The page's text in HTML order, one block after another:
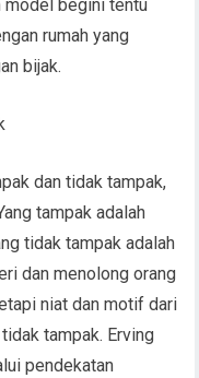
model begini tentu
rumah yang
bijak.
dan tidak tampak,
tampak adalah
tidak tampak adalah
dan menolong orang
niat dan motif dari
tampak. Erving
pendekatan